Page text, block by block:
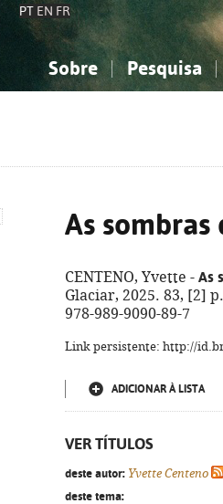
PT EN FR
Sobre Pesquisa
As
CENTENO, Yvette - As
Glaciar, 2025. 83, [2]
978-989-9090-89-7
Link persistente: http://
ADICIONAR À LISTA
VER TÍTULOS
deste autor: Yvette Centeno
deste tema: